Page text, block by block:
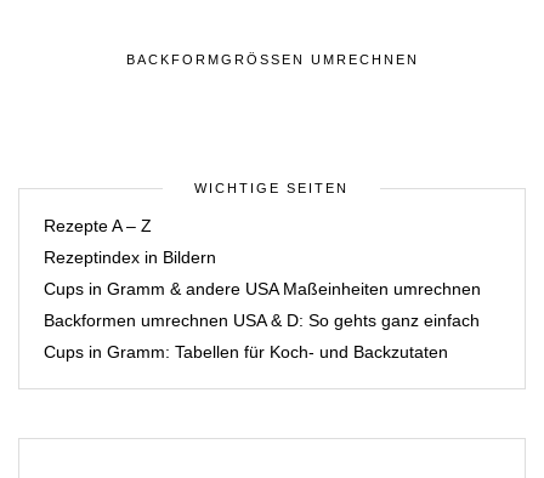
BACKFORMGRÖSSEN UMRECHNEN
WICHTIGE SEITEN
Rezepte A – Z
Rezeptindex in Bildern
Cups in Gramm & andere USA Maßeinheiten umrechnen
Backformen umrechnen USA & D: So gehts ganz einfach
Cups in Gramm: Tabellen für Koch- und Backzutaten